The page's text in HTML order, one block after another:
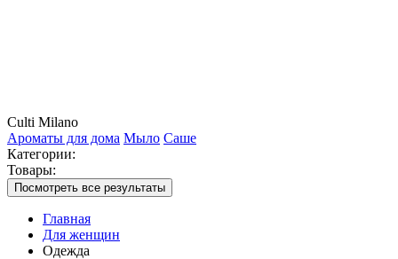
Culti Milano
Ароматы для дома Мыло Саше
Категории:
Товары:
Посмотреть все результаты
Главная
Для женщин
Одежда